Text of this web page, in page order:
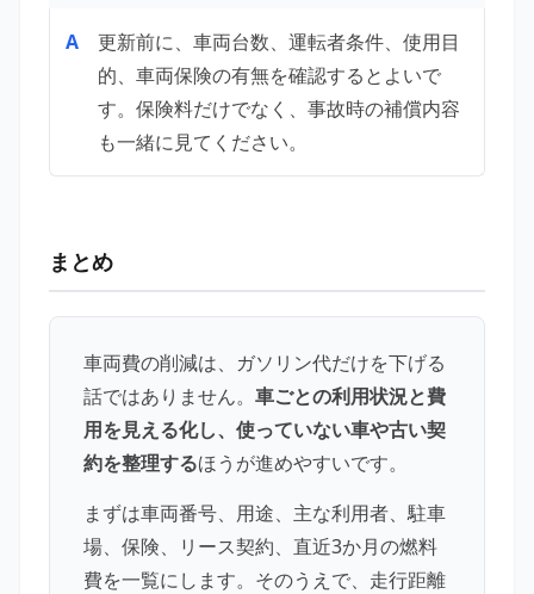
更新前に、車両台数、運転者条件、使用目
的、車両保険の有無を確認するとよいで
す。保険料だけでなく、事故時の補償内容
も一緒に見てください。
まとめ
車両費の削減は、ガソリン代だけを下げる
話ではありません。 車ごとの利用状況と費
用を見える化し、使っていない車や古い契
約を整理するほうが進めやすいです。
まずは車両番号、用途、主な利用者、駐車
場、保険、リース契約、直近3か月の燃料
費を一覧にします。そのうえで、走行距離